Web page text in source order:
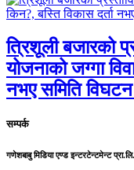
त्रिशूली बजारको
योजनाको जग्गा
नभए समिति
सम्पर्क
गणेशबाबु मिडिया एण्ड इन्टरटेन्टमेन्ट प्रा.लि.